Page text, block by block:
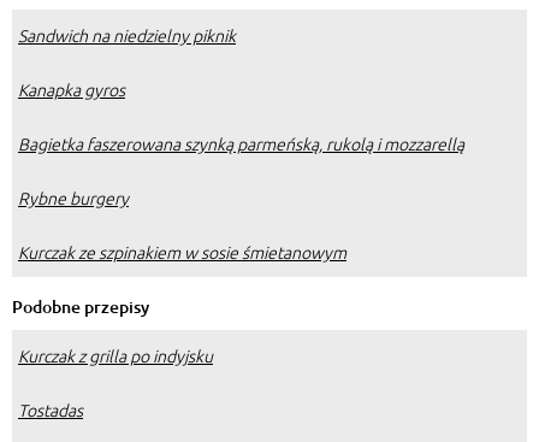
Sandwich na niedzielny piknik
Kanapka gyros
Bagietka faszerowana szynką parmeńską, rukolą i mozzarellą
Rybne burgery
Kurczak ze szpinakiem w sosie śmietanowym
Podobne przepisy
Kurczak z grilla po indyjsku
Tostadas